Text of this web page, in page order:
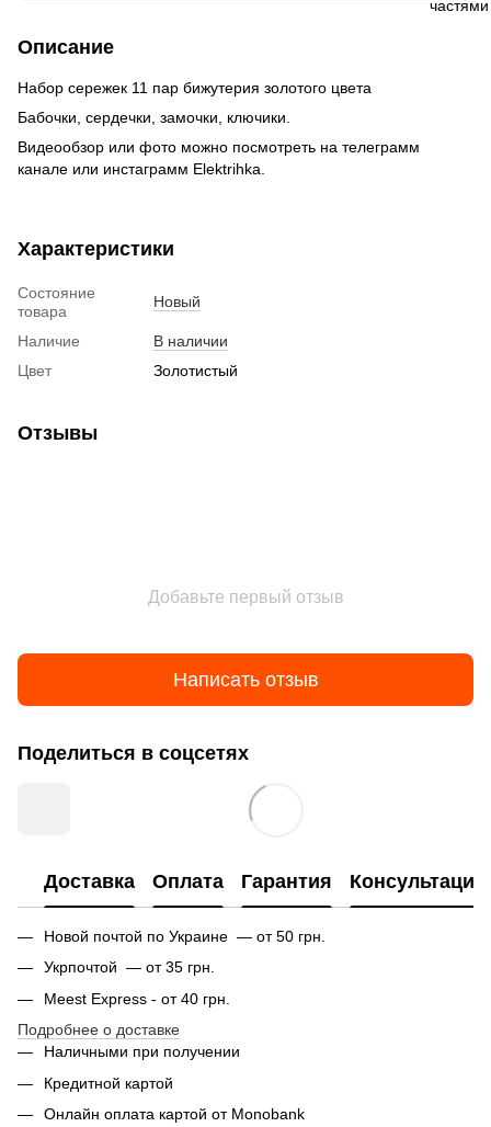
Описание
Набор сережек 11 пар бижутерия золотого цвета
Бабочки, сердечки, замочки, ключики.
Видеообзор или фото можно посмотреть на телеграмм
канале или инстаграмм Elektrihka.
Характеристики
Состояние
товара
Новый
Наличие
В наличии
Цвет
Золотистый
Отзывы
Добавьте первый отзыв
Написать отзыв
Поделиться в соцсетях
Доставка Оплата Гарантия Консультация
Новой почтой по Украине — от 50 грн.
Укрпочтой — от 35 грн.
Meest Express - от 40 грн.
Подробнее о доставке
Наличными при получении
Кредитной картой
Онлайн оплата картой от Monobank